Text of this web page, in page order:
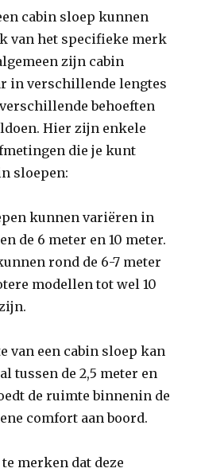
cabin sloep kunnen
van het specifieke merk
zijn cabin
in verschillende lengtes
behoeften
Hier zijn enkele
die je kunt
sloepen:
kunnen variëren in
de 6 meter en 10 meter.
rond de 6-7 meter
modellen tot wel 10
van een cabin sloep kan
tussen de 2,5 meter en
de ruimte binnenin de
comfort aan boord.
merken dat deze